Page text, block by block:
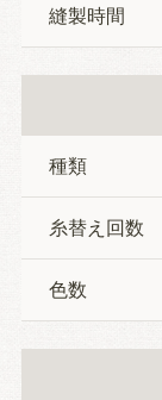
縫製時間
種類
糸替え回数
色数